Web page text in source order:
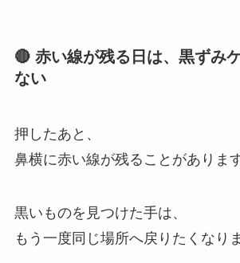
🔴 赤い線が残る日は、黒ずみ
ない
押したあと、
鼻横に赤い線が残ることがあります
黒いものを見つけた手は、
もう一度同じ場所へ戻りたくなり